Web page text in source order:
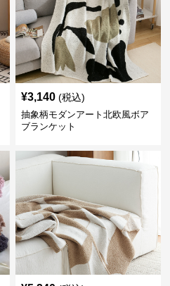
¥3,140 (税込)
抽象柄モダンアート北欧風ボア
ブランケット